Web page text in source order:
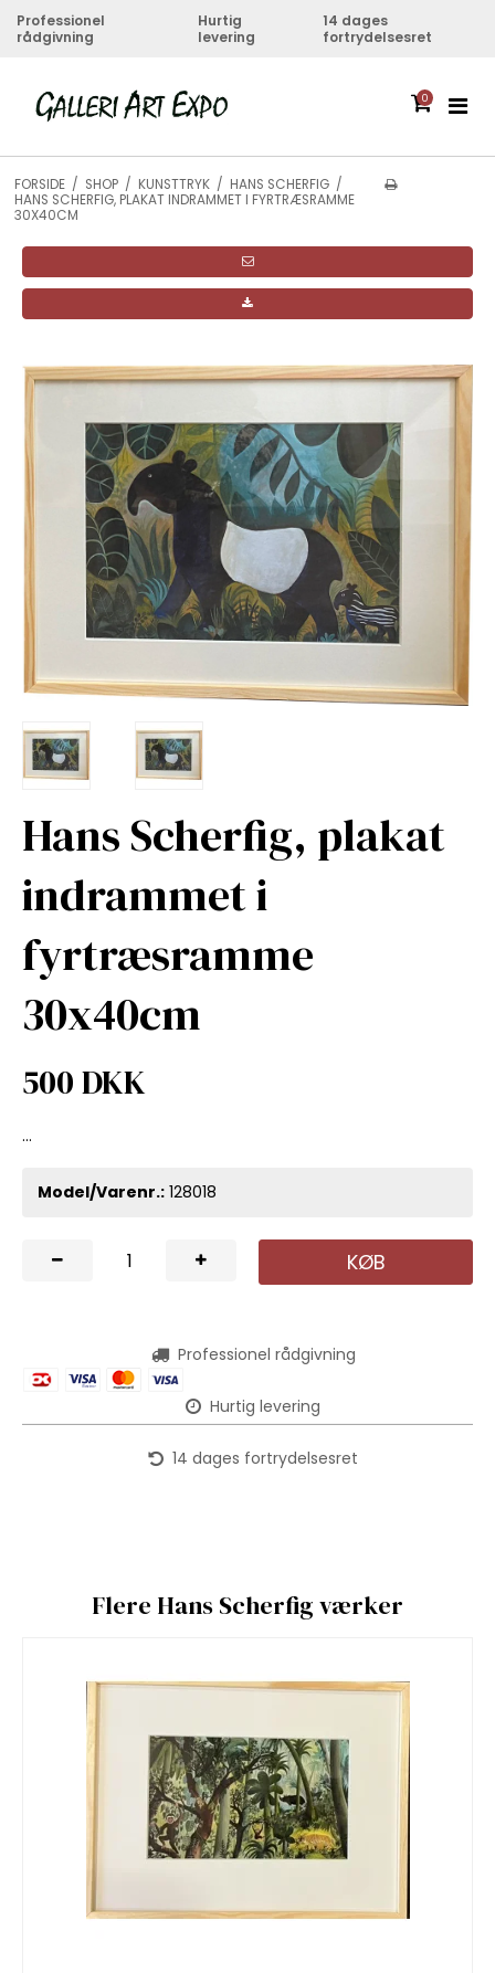
Professionel
rådgivning
Hurtig
levering
14 dages
fortrydelsesret
0
FORSIDE / SHOP / KUNSTTRYK / HANS SCHERFIG /
HANS SCHERFIG, PLAKAT INDRAMMET I FYRTRÆSRAMME
30X40CM
Hans Scherfig, plakat
indrammet i
fyrtræsramme
30x40cm
500 DKK
...
Model/Varenr.: 128018
KØB
Professionel rådgivning
Hurtig levering
14 dages fortrydelsesret
Flere Hans Scherfig værker